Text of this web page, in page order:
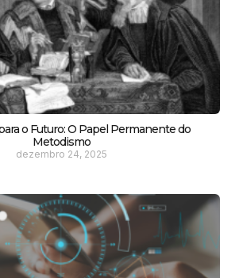
o Futuro: O Papel Permanente do
Metodismo
dezembro 24, 2025